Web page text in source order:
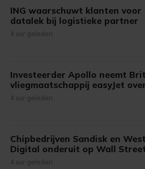
ING waarschuwt klanten voor
datalek bij logistieke partner
4 uur geleden
Investeerder Apollo neemt
vliegmaatschappij easyJet
4 uur geleden
Chipbedrijven Sandisk en
Digital onderuit op Wall
4 uur geleden